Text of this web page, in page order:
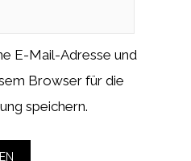
E-Mail-Adresse und
Browser für die
speichern.